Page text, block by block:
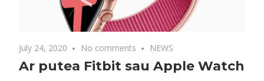
July 24, 2020 No comments NEWS
Ar putea Fitbit sau Apple Watch